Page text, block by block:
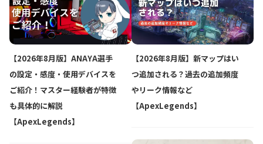
【2026年8月版】ANAYA選手
の設定・感度・使用デバイスを
ご紹介！マスター経験者が特徴
も具体的に解説
【ApexLegends】
【2026年8月版】新マップはい
つ追加される？過去の追加頻度
やリーク情報など
【ApexLegends】